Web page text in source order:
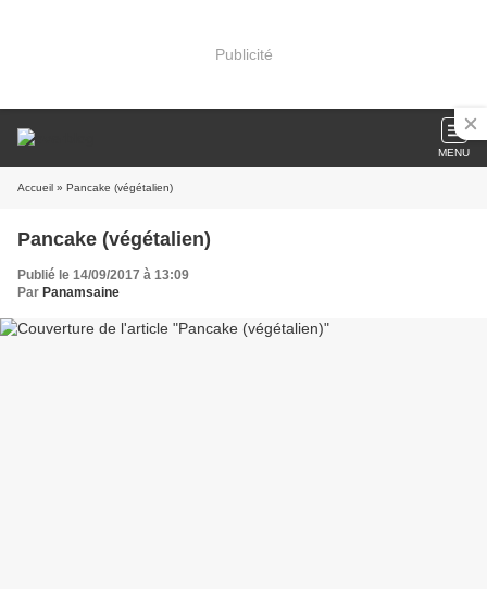
Publicité
MENU
Accueil » Pancake (végétalien)
Pancake (végétalien)
Publié le 14/09/2017 à 13:09
Par Panamsaine